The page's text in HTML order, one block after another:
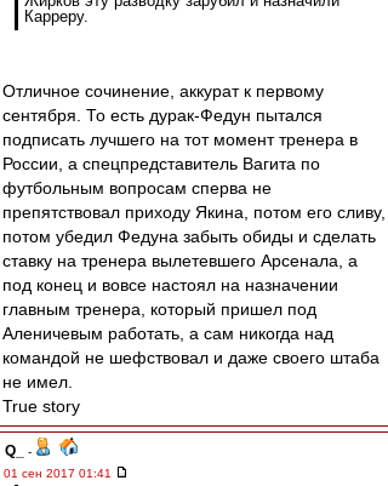
Карреру.
Отличное сочинение, аккурат к первому
сентября. То есть дурак-Федун пытался
подписать лучшего на тот момент тренера в
России, а спецпредставитель Вагита по
футбольным вопросам сперва не
препятствовал приходу Якина, потом его сливу,
потом убедил Федуна забыть обиды и сделать
ставку на тренера вылетевшего Арсенала, а
под конец и вовсе настоял на назначении
главным тренера, который пришел под
Аленичевым работать, а сам никогда над
командой не шефствовал и даже своего штаба
не имел.
True story
Q_
-
01 сен 2017 01:41